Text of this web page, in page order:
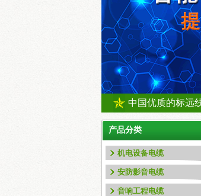
中国优质的标远
产品分类
机电设备电缆
安防影音电缆
音响工程电缆